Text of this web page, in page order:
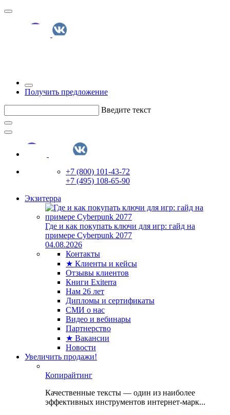
Получить предложение
Введите текст
+7 (800) 101-43-72
+7 (495) 108-65-90
Экзитерра
Где и как покупать ключи для игр: гайд на
примере Cyberpunk 2077
04.08.2026
Контакты
★ Клиенты и кейсы
Отзывы клиентов
Книги Exiterra
Нам 26 лет
Дипломы и сертификаты
СМИ о нас
Видео и вебинары
Партнерство
★ Вакансии
Новости
Увеличить продажи!
Копирайтинг
Качественные тексты — один из наиболее
эффективных инструментов интернет-марк...